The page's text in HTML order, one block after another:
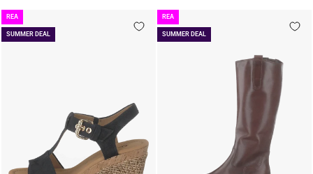
SUMMER DEAL
REA
SUMMER DEAL
REA